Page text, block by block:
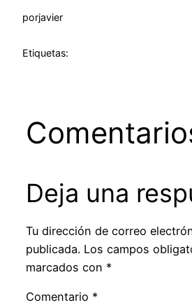
porjavier
Etiquetas:
Deja una
Tu dirección de correo
publicada. Los campos
marcados con *
Comentario *